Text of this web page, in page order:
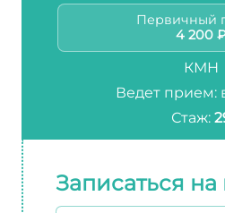
Первичный
4 200
КМН
Ведет прием:
Стаж:
Записаться